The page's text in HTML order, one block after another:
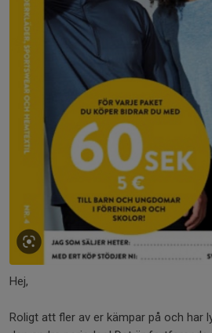
Hej,
Roligt att fler av er kämpar på och har